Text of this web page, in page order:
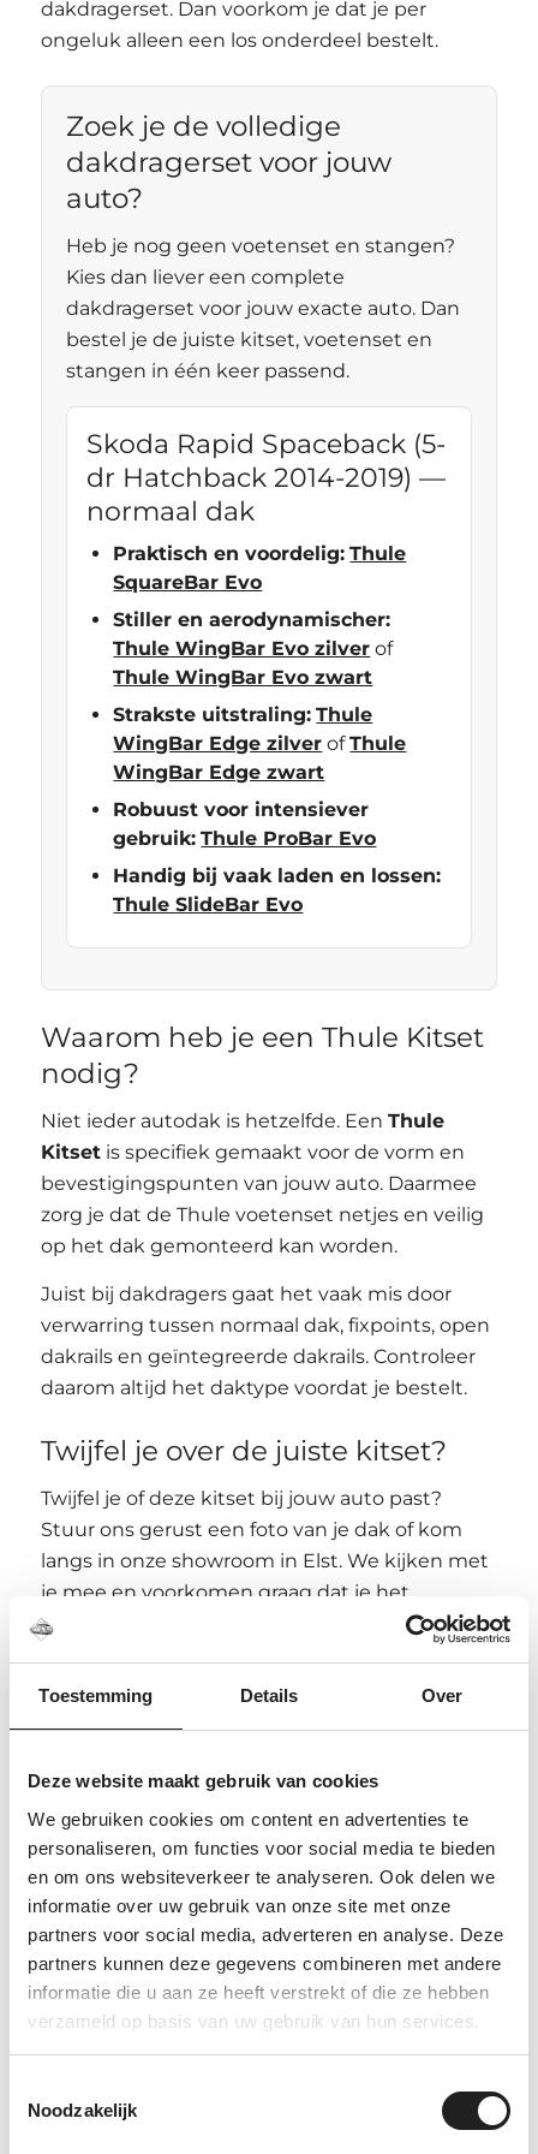
Toestemming Details Over
Deze website maakt gebruik van cookies
We gebruiken cookies om content en advertenties te
personaliseren, om functies voor social media te bieden
en om ons websiteverkeer te analyseren. Ook delen we
informatie over uw gebruik van onze site met onze
partners voor social media, adverteren en analyse. Deze
partners kunnen deze gegevens combineren met andere
informatie die u aan ze heeft verstrekt of die ze hebben
verzameld op basis van uw gebruik van hun services.
Noodzakelijk
dakdragerset. Dan voorkom je dat je per
ongeluk alleen een los onderdeel bestelt.
Zoek je de volledige
dakdragerset voor jouw
auto?
Heb je nog geen voetenset en stangen?
Kies dan liever een complete
dakdragerset voor jouw exacte auto. Dan
bestel je de juiste kitset, voetenset en
stangen in één keer passend.
Skoda Rapid Spaceback (5-
dr Hatchback 2014-2019) —
normaal dak
Praktisch en voordelig: Thule
SquareBar Evo
Stiller en aerodynamischer:
Thule WingBar Evo zilver of
Thule WingBar Evo zwart
Strakste uitstraling: Thule
WingBar Edge zilver ofThule
WingBar Edge zwart
Robuust voor intensiever
gebruik: Thule ProBar Evo
Handig bij vaak laden en lossen:
Thule SlideBar Evo
Waarom heb je een Thule Kitset
nodig?
Niet ieder autodak is hetzelfde. EenThule
Kitset is specifiek gemaakt voor de vorm en
bevestigingspunten van jouw auto. Daarmee
zorg je dat de Thule voetenset netjes en veilig
op het dak gemonteerd kan worden.
Juist bij dakdragers gaat het vaak mis door
verwarring tussen normaal dak, fixpoints, open
dakrails en geïntegreerde dakrails. Controleer
daarom altijd het daktype voordat je bestelt.
Twijfel je over de juiste kitset?
Twijfel je of deze kitset bij jouw auto past?
Stuur ons gerust een foto van je dak of kom
langs in onze showroom in Elst. We kijken met
je mee en voorkomen graag dat je het
verkeerde onderdeel bestelt.
Veelgestelde vragen over deze
Thule kitset
Is dit een complete dakdragerset?
Voor een complete dakdragerset heb je ook
een passende voetenset en stangen nodig.
Kan dezelfde kitset op meerdere
auto’s passen?
Ja, sommige Thule kitsets worden voor
meerdere auto’s gebruikt. De complete
combinatie met voetenset en stanglengte kan
Kunnen jullie controleren of dit de